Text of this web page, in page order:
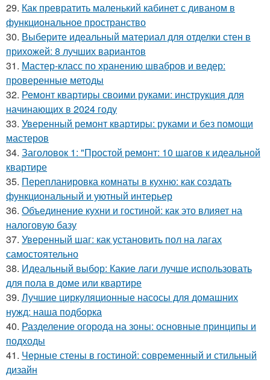
29. Как превратить маленький кабинет с диваном в
функциональное пространство
30. Выберите идеальный материал для отделки стен в
прихожей: 8 лучших вариантов
31. Мастер-класс по хранению швабров и ведер:
проверенные методы
32. Ремонт квартиры своими руками: инструкция для
начинающих в 2024 году
33. Уверенный ремонт квартиры: руками и без помощи
мастеров
34. Заголовок 1: "Простой ремонт: 10 шагов к идеальной
квартире
35. Перепланировка комнаты в кухню: как создать
функциональный и уютный интерьер
36. Объединение кухни и гостиной: как это влияет на
налоговую базу
37. Уверенный шаг: как установить пол на лагах
самостоятельно
38. Идеальный выбор: Какие лаги лучше использовать
для пола в доме или квартире
39. Лучшие циркуляционные насосы для домашних
нужд: наша подборка
40. Разделение огорода на зоны: основные принципы и
подходы
41. Черные стены в гостиной: современный и стильный
дизайн